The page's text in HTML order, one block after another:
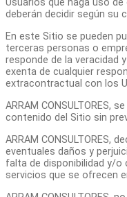
deberán decidir según su
En este Sitio se pueden
terceras personas o
responde de la veracidad
exenta de cualquier
extracontractual con los
ARRAM CONSULTORES,
contenido del Sitio sin
ARRAM CONSULTORES,
eventuales daños y
falta de disponibilidad y/o
servicios que se ofrecen